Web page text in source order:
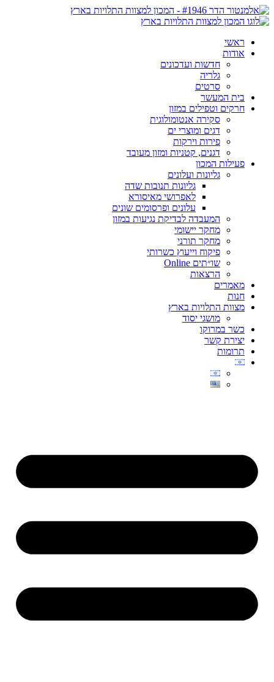
ראשי
אודות
חדשות ועדכונים
גלריה
סרטים
בית המעשר
חרקים וטפילים במזון
סקירה אנטומולוגית
דגים ומוצרי ים
פירות וירקות
דגנים, קטניות ומזון מעובד
פעילות המכון
גליונות ועלונים
גליונות תנובות שדה
לאפרושי מאיסורא
עלונים ופרסומים שונים
המעבדה לבדיקת נגיעות במזון
מחקר יישומי
מחקר תורני
פיקוח וייעוץ כשרותי
שו״תים Online
הרצאות
מאמרים
חנות
מצוות התלויות בארץ
מושגי יסוד
כשר במרוקו
יצירת קשר
תרומות